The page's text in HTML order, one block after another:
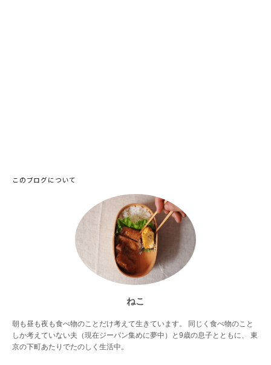
このブログについて
ねこ
朝も昼も夜も食べ物のことだけ考えて生きています。 同じく食べ物のこと
しか考えていない夫（現在ジーパン集めに夢中）と9歳の息子とともに、 東
京の下町あたりでたのしく生活中。